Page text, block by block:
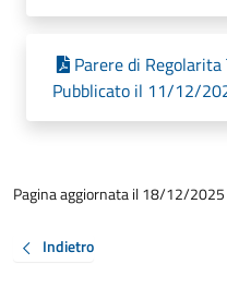
Parere di
Pubblicato il 11/12/
Pagina aggiornata il 18/12/
Indietro